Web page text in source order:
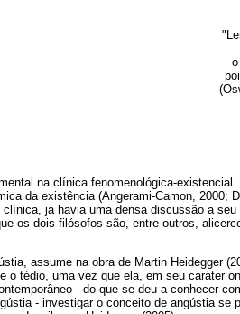
na clínica fenomenológica-
da existência (Angerami-Camon, 2000;
clínica, já havia uma densa discussão a
os dois filósofos são, entre outros,
assume na obra de Martin Heidegger
o tédio, uma vez que ela, em seu caráter
- do que se deu a conhecer
- investigar o conceito de angústia se